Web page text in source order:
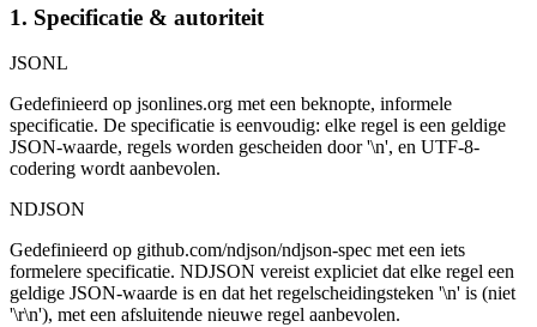
1. Specificatie & autoriteit
JSONL
Gedefinieerd op jsonlines.org met een beknopte, informele
specificatie. De specificatie is eenvoudig: elke regel is een geldige
JSON-waarde, regels worden gescheiden door '\n', en UTF-8-
codering wordt aanbevolen.
NDJSON
Gedefinieerd op github.com/ndjson/ndjson-spec met een iets
formelere specificatie. NDJSON vereist expliciet dat elke regel een
geldige JSON-waarde is en dat het regelscheidingsteken '\n' is (niet
'\r\n'), met een afsluitende nieuwe regel aanbevolen.